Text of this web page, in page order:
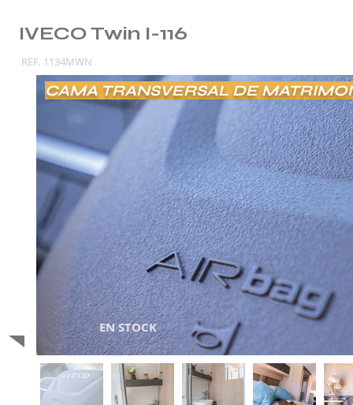
IVECO Twin I-116
REF. 1134MWN
EN STOCK
CAMA TRANSVERSAL DE